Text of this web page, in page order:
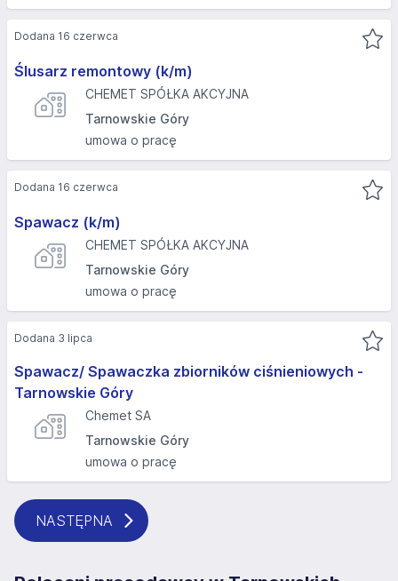
Ślusarz remontowy (k/m)
CHEMET SPÓŁKA AKCYJNA
Tarnowskie Góry
umowa o pracę
Dodana 16 czerwca
Spawacz (k/m)
CHEMET SPÓŁKA AKCYJNA
Tarnowskie Góry
umowa o pracę
Dodana 16 czerwca
Spawacz/ Spawaczka zbiorników ciśnieniowych -
Tarnowskie Góry
Chemet SA
Tarnowskie Góry
umowa o pracę
Dodana 3 lipca
NASTĘPNA